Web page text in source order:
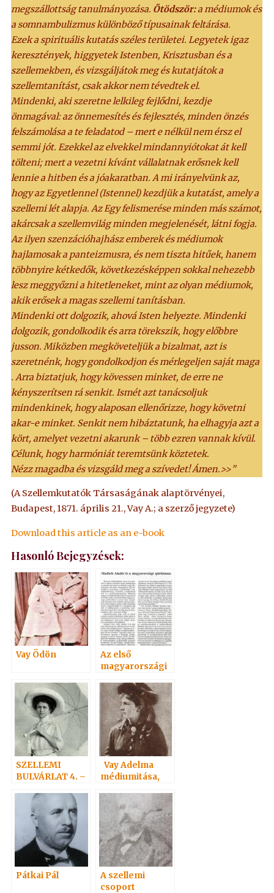
megszállottság tanulmányozása. Ötödször:a médiumok és
a somnambulizmus különböző típusainak feltárása.
Ezek a spirituális kutatás széles területei. Legyetek igaz
keresztények, higgyetek Istenben, Krisztusban és a
szellemekben, és vizsgáljátok meg és kutatjátok a
szellemtanítást, csak akkor nem tévedtek el.
Mindenki, aki szeretne lelkileg fejlődni, kezdje
önmagával: az önnemesítés és fejlesztés, minden önzés
felszámolása a te feladatod – mert e nélkül nem érsz el
semmi jót. Ezekkel az elvekkel mindannyiótokat át kell
tölteni; mert a vezetni kívánt vállalatnak erősnek kell
lennie a hitben és a jóakaratban. A mi irányelvünk az,
hogy az Egyetlennel (Istennel) kezdjük a kutatást, amely a
szellemi lét alapja. Az Egy felismerése minden más számot,
akárcsak a szellemvilág minden megjelenését, látni fogja.
Az ilyen szenzációhajhász emberek és médiumok
hajlamosak a panteizmusra, és nem tiszta hitűek, hanem
többnyire kétkedők, következésképpen sokkal nehezebb
lesz meggyőzni a hitetleneket, mint az olyan médiumok,
akik erősek a magas szellemi tanításban.
Mindenki ott dolgozik, ahová Isten helyezte. Mindenki
dolgozik, gondolkodik és arra törekszik, hogy előbbre
jusson. Miközben megköveteljük a bizalmat, azt is
szeretnénk, hogy gondolkodjon és mérlegeljen saját maga
. Arra biztatjuk, hogy kövessen minket, de erre ne
kényszerítsen rá senkit. Ismét azt tanácsoljuk
mindenkinek, hogy alaposan ellenőrizze, hogy követni
akar-e minket. Senkit nem hibáztatunk, ha elhagyja azt a
kört, amelyet vezetni akarunk – több ezren vannak kívül.
Célunk, hogy harmóniát teremtsünk köztetek.
Nézz magadba és vizsgáld meg a szívedet! Ámen.>>”
(A Szellemkutatók Társaságának alaptörvényei,
Budapest, 1871. április 21., Vay A.; a szerző jegyzete)
Download this article as an e-book
Hasonló Bejegyzések:
Vay Ödön
Az első
magyarországi
egylet
SZELLEMI
BULVÁRLAT 4. –
nevezetes
rokonai 3
Vay Adelma
médiumitása,
Pátkai Pál
A szellemi
csoport